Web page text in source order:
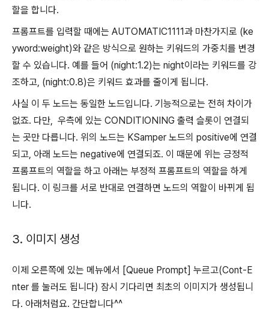
할을 합니다.
프롬프트를 입력할 때에는 AUTOMATIC1111과 마찬가지로 (ke
yword:weight)와 같은 방식으로 원하는 키워드의 가중치를 변경
할 수 있습니다. 예를 들어 (night:1.2)는 night이라는 키워드를 강
조하고, (night:0.8)은 키워드 효과를 줄이게 됩니다.
사실 이 두 노드는 동일한 노드입니다. 기능적으로는 전혀 차이가
없죠. 다만, 우측에 있는 CONDITIONING 출력 슬롯이 연결되
는 곳만 다릅니다. 위의 노드는 KSamper 노드의 positive에 연결
되고, 아래 노드는 negative에 연결되죠. 이 때문에 위는 긍정적
프롬프트의 역할을 하고 아래는 부정적 프롬프트의 역할을 하게
됩니다. 이 링크를 서로 반대로 연결하면 노드의 역할이 바뀌게 됩
니다.
3. 이미지 생성
이제 오른쪽에 있는 메뉴에서 [Queue Prompt] 누르고(Cont-E
nter 를 눌러도 됩니다) 잠시 기다리면 최초의 이미지가 생성됩니
다. 아래처럼요. 간단합니다^^